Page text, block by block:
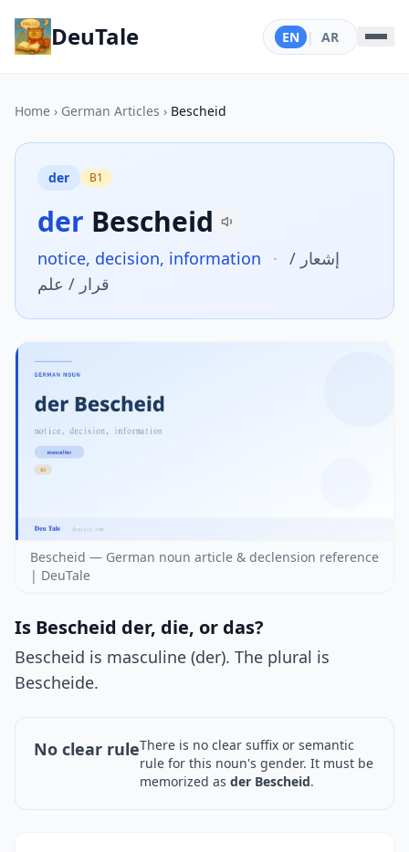
DeuTale EN | AR
Home › German Articles › Bescheid
der B1
der Bescheid
notice, decision, information · إشعار /
قرار / علم
Bescheid — German noun article & declension reference
| DeuTale
Is Bescheid der, die, or das?
Bescheid is masculine (der). The plural is
Bescheide.
No clear ruleThere is no clear suffix or semantic
rule for this noun's gender. It must be
memorized as der Bescheid.